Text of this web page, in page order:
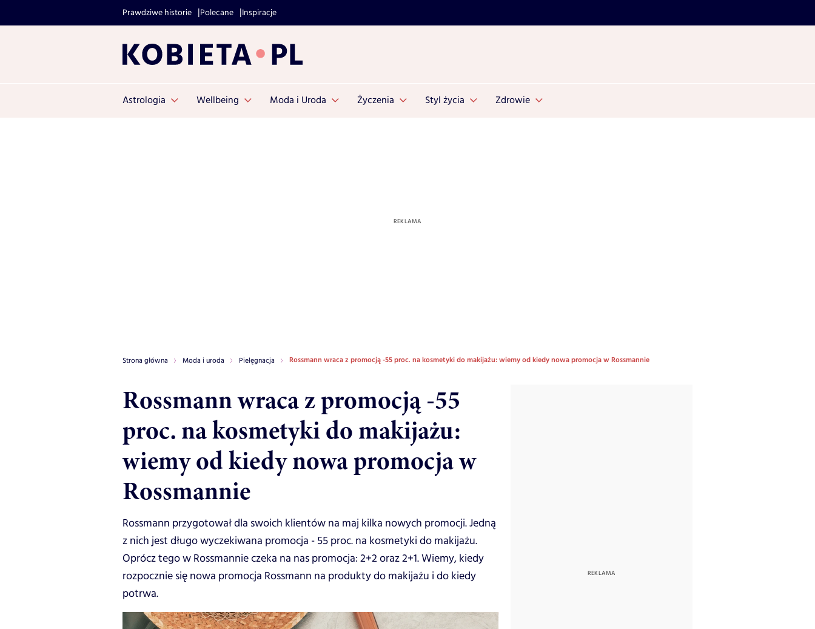
Prawdziwe historie Polecane Inspiracje
Astrologia Wellbeing Moda i Uroda Życzenia Styl życia Zdrowie
Strona główna Moda i uroda Pielęgnacja Rossmann wraca z promocją -55 proc. na kosmetyki do makijażu: wiemy od kiedy nowa promocja w Rossmannie
Rossmann wraca z promocją -55
proc. na kosmetyki do makijażu:
wiemy od kiedy nowa promocja w
Rossmannie
Rossmann przygotował dla swoich klientów na maj kilka nowych promocji. Jedną
z nich jest długo wyczekiwana promocja - 55 proc. na kosmetyki do makijażu.
Oprócz tego w Rossmannie czeka na nas promocja: 2+2 oraz 2+1. Wiemy, kiedy
rozpocznie się nowa promocja Rossmann na produkty do makijażu i do kiedy
potrwa.